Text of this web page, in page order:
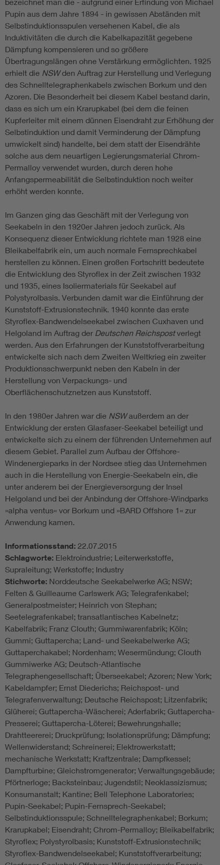
bezeichnet man die - aufgrund einer Erfindung von Michael
Pupin aus dem Jahre 1894 - in gewissen Abständen mit
Selbstinduktionsspulen versehenen Kabel, die als
Induktivitäten die durch die Kabelkapazität gegebene
Dämpfung kompensieren und so größere
Übertragungslängen ohne Verstärkung ermöglichten. 1925
erhielt die NSWden Auftrag zur Herstellung und Verlegung
des Schnelltelegraphenkabels zwischen Borkum und den
Azoren. Die Besonderheit bei diesem Kabel bestand darin,
dass es sich um ein Krarupkabel (bei dem die feinen
Kupferleiter mit einem dünnen Eisendraht zur Erhöhung der
Selbstinduktion und damit Verminderung der Dämpfung
umwickelt sind) handelte, bei dem statt der Eisendrähte
solche aus dem neuartigen Legierungsmaterial Chrom-
Permalloy verwendet wurden, durch deren hohe
Anfangspermeabilität die Selbstinduktion noch weiter
erhöht werden konnte.
Im Ganzen ging das Geschäft mit der Verlegung von
Seekabeln in den 1920er Jahren jedoch zurück. Als
Konsequenz dieser Entwicklung richtete man 1928 eine
Bleikabelfabrik ein, um auch normale Fernsprechkabel
herstellen zu können. Einen großen Fortschritt bedeutete
die Entwicklung des Styroflex in der Zeit zwischen 1932
und 1935, eines Isoliermaterials für Seekabel auf
Polystyrolbasis. Verbunden damit war die Einführung der
Kunststoff-Extrusionstechnik. 1940 konnte das erste
Styroflex-Bandwendelseekabel zwischen Cuxhaven und
Helgoland im Auftrag der Deutschen Reichspostverlegt
werden. Aus den Erfahrungen der Kunststoffverarbeitung
entwickelte sich nach dem Zweiten Weltkrieg ein zweiter
Produktionsschwerpunkt neben den Kabeln in der
Herstellung von Verpackungs- und
Oberflächenschutznetzen aus Kunststoff.
In den 1980er Jahren war die NSWaußerdem an der
Entwicklung der ersten Glasfaser-Seekabel beteiligt und
entwickelte sich zu einem der führenden Unternehmen auf
diesem Gebiet. Parallel zum Aufbau der Offshore-
Windenergieparks in der Nordsee stieg das Unternehmen
auch in die Herstellung von Energie-Seekabeln ein, die
unter anderem bei der Energieversorgung der Insel
Helgoland und bei der Anbindung der Offshore-Windparks
»alpha ventus« vor Borkum und »BARD Offshore 1« zur
Anwendung kamen.
Informationsstand: 22.07.2015
Schlagworte: Elektroindustrie; Leiterwerkstoffe,
Supraleitung; Werkstoffe; Industry
Stichworte: Norddeutsche Seekabelwerke AG; NSW;
Felten & Guilleaume Carlswerk AG; Telegrafenkabel;
Generalpostmeister; Heinrich von Stephan;
Seetelegrafenkabel; transatlantisches Kabelnetz;
Kabelfabrik; Franz Clouth; Gummiwarenfabrik; Köln;
Gummi; Guttapercha; Land- und Seekabelwerke AG;
Guttaperchakabel; Nordenham; Wesermündung; Clouth
Gummiwerke AG; Deutsch-Atlantische
Telegraphengesellschaft; Überseekabel; Azoren; New York;
Kabeldampfer; Ernst Diederichs; Reichspost- und
Telegrafenverwaltung; Deutsche Reichspost; Litzenfabrik;
Glüherei; Guttapercha-Wäscherei; Aderfabrik; Guttapercha-
Presserei; Guttapercha-Löterei; Bewehrungshalle;
Drahtteererei; Druckprüfung; Isolationsprüfung; Dämpfung;
Wellenwiderstand; Schreinerei; Elektrowerkstatt;
mechanische Werkstatt; Kraftzentrale; Dampfkessel;
Dampfturbine; Gleichstromgenerator; Verwaltungsgebäude;
Pförtnerloge; Backsteinbau; Jugendstil; Neoklassizismus;
Konsumanstalt; Kantine; Bell Telephone Laboratories;
Pupin-Seekabel; Pupin-Fernsprech-Seekabel;
Selbstinduktionsspule; Schnelltelegraphenkabel; Borkum;
Krarupkabel; Eisendraht; Chrom-Permalloy; Bleikabelfabrik;
Styroflex; Polystyrolbasis; Kunststoff-Extrusionstechnik;
Styroflex-Bandwendelseekabel; Kunststoffverarbeitung;